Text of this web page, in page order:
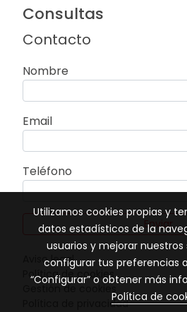
Consultas
Contacto
Nombre
Email
Teléfono
Enviar
Aviso legal
Política de cookies
Gestión de cookies
Política de privacidad
Utilizamos cookies propias y
datos estadísticos de la
usuarios y mejorar nuestros
configurar tus preferencias
“Configurar” o obtener más
Política de